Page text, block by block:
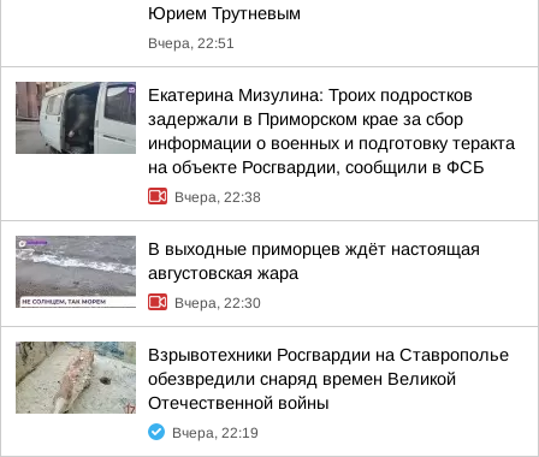
Юрием Трутневым
Вчера, 22:51
Екатерина Мизулина: Троих подростков
задержали в Приморском крае за сбор
информации о военных и подготовку теракта
на объекте Росгвардии, сообщили в ФСБ
Вчера, 22:38
В выходные приморцев ждёт настоящая
августовская жара
Вчера, 22:30
Взрывотехники Росгвардии на Ставрополье
обезвредили снаряд времен Великой
Отечественной войны
Вчера, 22:19